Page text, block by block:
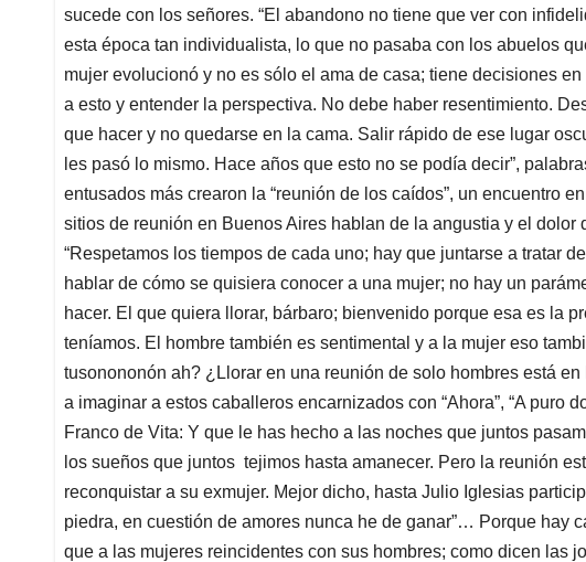
sucede con los señores. “El abandono no tiene que ver con
esta época tan individualista, lo que no pasaba con los abuelos
mujer evolucionó y no es sólo el ama de casa; tiene decisiones
a esto y entender la perspectiva. No debe haber resentimiento.
que hacer y no quedarse en la cama. Salir rápido de ese lugar
les pasó lo mismo. Hace años que esto no se podía decir”,
entusados más crearon la “reunión de los caídos”, un encuentro
sitios de reunión en Buenos Aires hablan de la angustia y el
“Respetamos los tiempos de cada uno; hay que juntarse a tratar
hablar de cómo se quisiera conocer a una mujer; no hay un
hacer. El que quiera llorar, bárbaro; bienvenido porque esa es la
teníamos. El hombre también es sentimental y a la mujer eso
tusonononón ah? ¿Llorar en una reunión de solo hombres está
a imaginar a estos caballeros encarnizados con “Ahora”, “A puro
Franco de Vita: Y que le has hecho a las noches que juntos
los sueños que juntos tejimos hasta amanecer. Pero la reunión
reconquistar a su exmujer. Mejor dicho, hasta Julio Iglesias
piedra, en cuestión de amores nunca he de ganar”… Porque hay
que a las mujeres reincidentes con sus hombres; como dicen las